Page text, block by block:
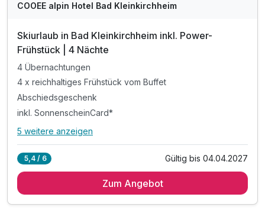
COOEE alpin Hotel Bad Kleinkirchheim
Skiurlaub in Bad Kleinkirchheim inkl. Power-
Frühstück | 4 Nächte
4 Übernachtungen
4 x reichhaltiges Frühstück vom Buffet
Abschiedsgeschenk
inkl. SonnenscheinCard*
Alle Inklusivleistungen
4 x reichhaltiges Frühstück vom Buffet
5 weitere anzeigen
5,4 / 6 Gültig bis 04.04.2027
Zum Angebot